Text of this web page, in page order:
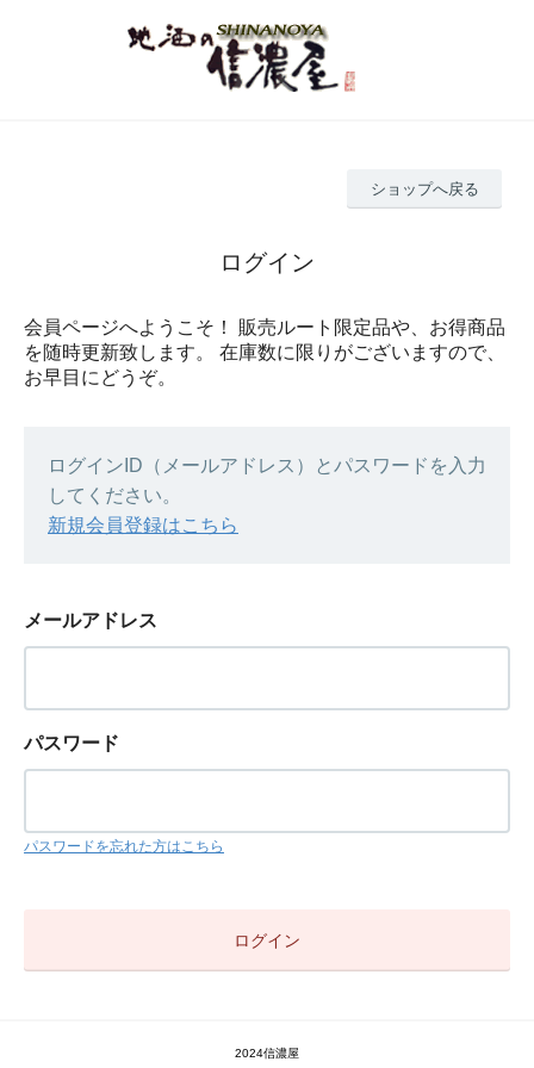
ショップへ戻る
ログイン
会員ページへようこそ！ 販売ルート限定品や、お得商品
を随時更新致します。 在庫数に限りがございますので、
お早目にどうぞ。
ログインID（メールアドレス）とパスワードを入力
してください。
新規会員登録はこちら
メールアドレス
パスワード
パスワードを忘れた方はこちら
2024信濃屋